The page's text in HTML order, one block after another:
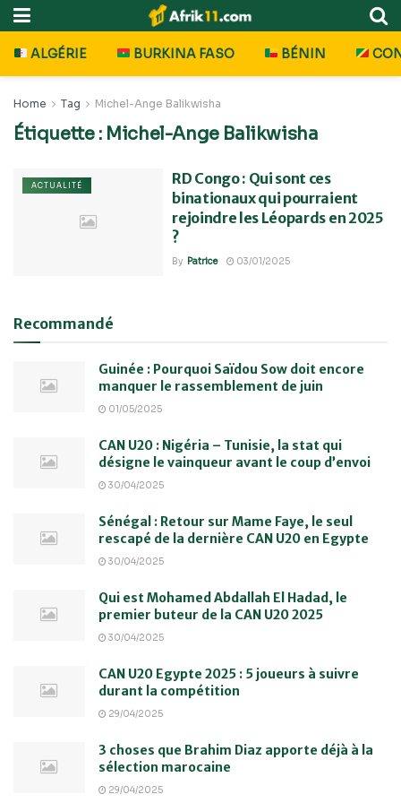
ALGÉRIE BURKINA FASO BÉNIN
Home Tag Michel-Ange Balikwisha
Étiquette : Michel-Ange Balikwisha
ACTUALITÉ
RD Congo : Qui sont ces
binationaux qui pourraient
rejoindre les Léopards en 2025
?
By Patrice 03/01/2025
Recommandé
Guinée : Pourquoi Saïdou Sow doit encore
manquer le rassemblement de juin
01/05/2025
CAN U20 : Nigéria – Tunisie, la stat qui
désigne le vainqueur avant le coup d’envoi
30/04/2025
Sénégal : Retour sur Mame Faye, le seul
rescapé de la dernière CAN U20 en Egypte
30/04/2025
Qui est Mohamed Abdallah El Hadad, le
premier buteur de la CAN U20 2025
30/04/2025
CAN U20 Egypte 2025 : 5 joueurs à suivre
durant la compétition
29/04/2025
3 choses que Brahim Diaz apporte déjà à la
sélection marocaine
29/04/2025